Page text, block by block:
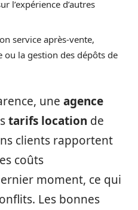
l’expérience d’autres
service après-vente,
ou la gestion des dépôts de
une agence
tarifs location de
clients rapportent
coûts
moment, ce qui
Les bonnes